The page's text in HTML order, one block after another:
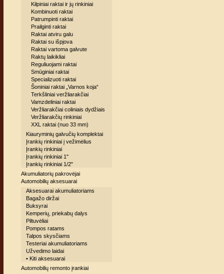
Kilpiniai raktai ir jų rinkiniai
Kombinuoti raktai
Patrumpinti raktai
Prailginti raktai
Raktai atviru galu
Raktai su išpjova
Raktai vartoma galvute
Raktų laikikliai
Reguliuojami raktai
Smūginiai raktai
Specializuoti raktai
Šoniniai raktai „Varnos koja“
Terkšliniai veržliarakčiai
Vamzdeliniai raktai
Veržliarakčiai coliniais dydžiais
Veržliarakčių rinkiniai
XXL raktai (nuo 33 mm)
Kiauryminių galvučių komplektai
Įrankių rinkiniai į vežimėlius
Įrankių rinkiniai
Įrankių rinkiniai 1''
Įrankių rinkiniai 1/2"
Akumuliatorių pakrovėjai
Automobilių aksesuarai
Aksesuarai akumuliatoriams
Bagažo diržai
Buksyrai
Kemperių, priekabų dalys
Piltuvėliai
Pompos ratams
Talpos skysčiams
Testeriai akumuliatoriams
Užvedimo laidai
• Kiti aksesuarai
Automobilių remonto įrankiai